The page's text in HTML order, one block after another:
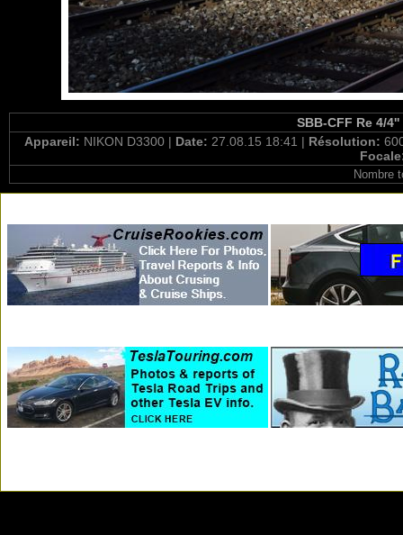
SBB-CFF Re 4/
Appareil: NIKON D3300 | Date: 27.08.15 18:41 | Résolution:
Nombre